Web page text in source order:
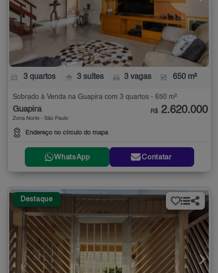
3 quartos 3 suítes 3 vagas 650 m²
Sobrado à Venda na Guapira com 3 quartos - 650 m²
Guapira
Zona Norte - São Paulo
Endereço no círculo do mapa
R$ 2.620.000
WhatsApp Contatar
Destaque